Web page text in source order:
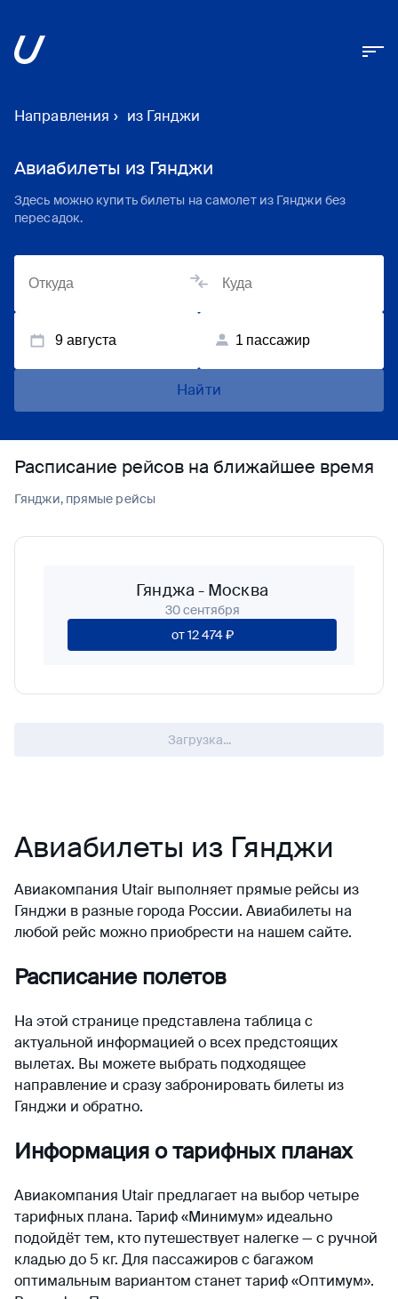
Направления › из Гянджи
Авиабилеты из Гянджи
Здесь можно купить билеты на самолет из Гянджи без
пересадок.
9 августа 1 пассажир
Найти
Расписание рейсов на ближайшее время
Гянджи, прямые рейсы
Гянджа - Москва
30 сентября
от12 474 ₽
Загрузка...
Авиабилеты из Гянджи
Авиакомпания Utair выполняет прямые рейсы из
Гянджи в разные города России. Авиабилеты на
любой рейс можно приобрести на нашем сайте.
Расписание полетов
На этой странице представлена таблица с
актуальной информацией о всех предстоящих
вылетах. Вы можете выбрать подходящее
направление и сразу забронировать билеты из
Гянджи и обратно.
Информация о тарифных планах
Авиакомпания Utair предлагает на выбор четыре
тарифных плана. Тариф «Минимум» идеально
подойдёт тем, кто путешествует налегке — с ручной
кладью до 5 кг. Для пассажиров с багажом
оптимальным вариантом станет тариф «Оптимум».